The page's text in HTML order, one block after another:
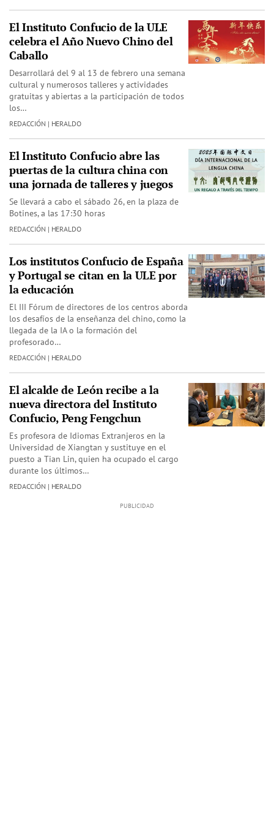
El Instituto Confucio de la ULE
celebra el Año Nuevo Chino del
Caballo
Desarrollará del 9 al 13 de febrero una semana
cultural y numerosos talleres y actividades
gratuitas y abiertas a la participación de todos
los…
REDACCIÓN | HERALDO
El Instituto Confucio abre las
puertas de la cultura china con
una jornada de talleres y juegos
Se llevará a cabo el sábado 26, en la plaza de
Botines, a las 17:30 horas
REDACCIÓN | HERALDO
Los institutos Confucio de España
y Portugal se citan en la ULE por
la educación
El III Fórum de directores de los centros aborda
los desafíos de la enseñanza del chino, como la
llegada de la IA o la formación del
profesorado…
REDACCIÓN | HERALDO
El alcalde de León recibe a la
nueva directora del Instituto
Confucio, Peng Fengchun
Es profesora de Idiomas Extranjeros en la
Universidad de Xiangtan y sustituye en el
puesto a Tian Lin, quien ha ocupado el cargo
durante los últimos…
REDACCIÓN | HERALDO